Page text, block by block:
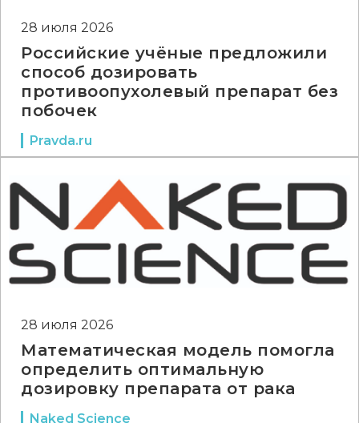
28 июля 2026
Российские учёные предложили
способ дозировать
противоопухолевый препарат без
побочек
Pravda.ru
28 июля 2026
Математическая модель помогла
определить оптимальную
дозировку препарата от рака
Naked Science